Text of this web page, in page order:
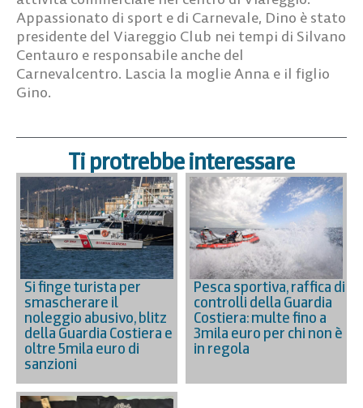
Appassionato di sport e di Carnevale, Dino è stato
presidente del Viareggio Club nei tempi di Silvano
Centauro e responsabile anche del
Carnevalcentro. Lascia la moglie Anna e il figlio
Gino.
Ti protrebbe interessare
Si finge turista per
smascherare il
noleggio abusivo, blitz
della Guardia Costiera e
oltre 5mila euro di
sanzioni
Pesca sportiva, raffica di
controlli della Guardia
Costiera: multe fino a
3mila euro per chi non è
in regola